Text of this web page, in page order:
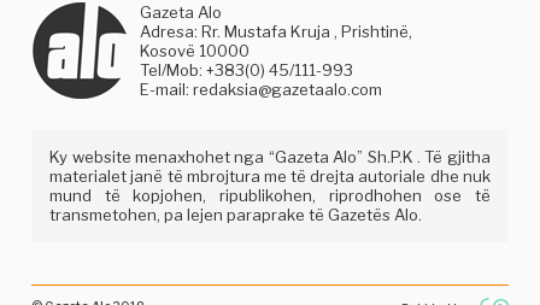
Gazeta Alo
Adresa: Rr. Mustafa Kruja , Prishtinë,
Kosovë 10000
Tel/Mob: +383(0) 45/111-993
E-mail:redaksia@gazetaalo.com
Ky website menaxhohet nga “Gazeta Alo” Sh.P.K . Të gjitha
materialet janë të mbrojtura me të drejta autoriale dhe nuk
mund të kopjohen, ripublikohen, riprodhohen ose të
transmetohen, pa lejen paraprake të Gazetës Alo.